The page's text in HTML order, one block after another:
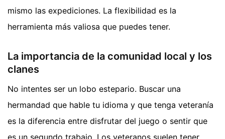
mismo las expediciones. La flexibilidad es la
herramienta más valiosa que puedes tener.
La importancia de la comunidad local y los
clanes
No intentes ser un lobo estepario. Buscar una
hermandad que hable tu idioma y que tenga veteranía
es la diferencia entre disfrutar del juego o sentir que
es un segundo trabajo. Los veteranos suelen tener